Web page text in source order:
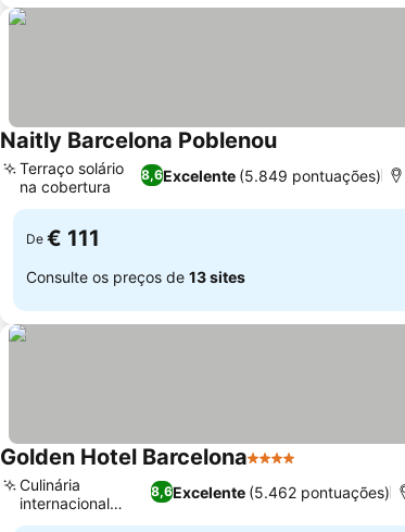
Naitly Barcelona Poblenou
8,6Excelente (5.849 pontuações)
Terraço solário
na cobertura
De € 111
Consulte os preços de 13 sites
Golden Hotel Barcelona4 Estrelas
8,6Excelente (5.462 pontuações)
Culinária
internacional
refinada